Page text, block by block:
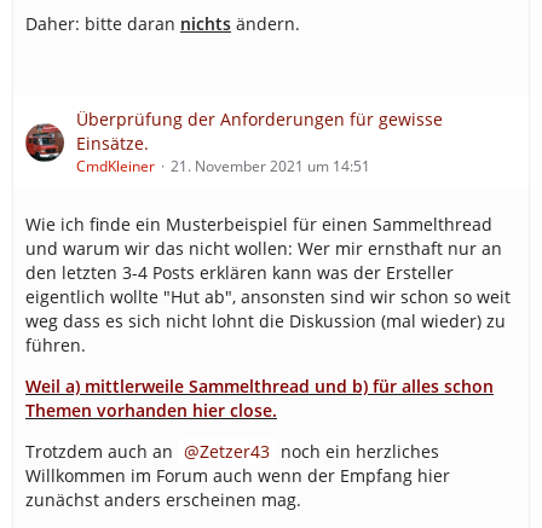
Daher: bitte daran nichts ändern.
Überprüfung der Anforderungen für gewisse
Einsätze.
CmdKleiner 21. November 2021 um 14:51
Wie ich finde ein Musterbeispiel für einen Sammelthread
und warum wir das nicht wollen: Wer mir ernsthaft nur an
den letzten 3-4 Posts erklären kann was der Ersteller
eigentlich wollte "Hut ab", ansonsten sind wir schon so weit
weg dass es sich nicht lohnt die Diskussion (mal wieder) zu
führen.
Weil a) mittlerweile Sammelthread und b) für alles schon
Themen vorhanden hier close.
Trotzdem auch an
Zetzer43 noch ein herzliches
Willkommen im Forum auch wenn der Empfang hier
zunächst anders erscheinen mag.